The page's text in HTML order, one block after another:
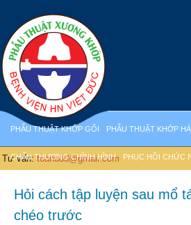
PHẪU THUẬT KHỚP GỐI PHẪU THUẬT KHỚP
CHẤN THƯƠNG CHỈNH HÌNH PHỤC HỒI CHỨC
vấn:toanddd@gmail.com
Hỏi cách tập luyện sau mổ
chéo trước